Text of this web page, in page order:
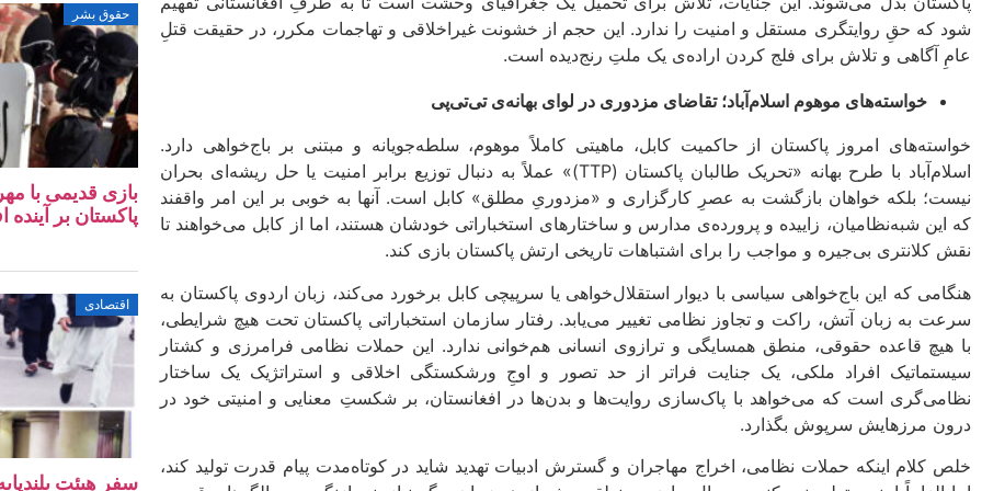
شود که حقِ روایتگری مستقل و امنیت را ندارد. این حجم از خشونت غیراخلاقی و تهاجمات مکرر، در حقیقت قتلِ
عامِ آگاهی و تلاش برای فلج کردن اراده‌ی یک ملتِ رنج‌دیده است.
خواسته‌های موهوم اسلام‌آباد؛ تقاضای مزدوری در لوای بهانه‌ی تی‌تی‌پی
خواسته‌های امروز پاکستان از حاکمیت کابل، ماهیتی کاملاً موهوم، سلطه‌جویانه و مبتنی بر باج‌خواهی دارد.
اسلام‌آباد با طرح بهانه «تحریک طالبان پاکستان (TTP)» عملاً به دنبال توزیع برابر امنیت یا حل ریشه‌ای بحران
نیست؛ بلکه خواهان بازگشت به عصرِ کارگزاری و «مزدوریِ مطلق» کابل است. آنها به خوبی بر این امر واقفند
که این شبه‌نظامیان، زاییده و پرورده‌ی مدارس و ساختارهای استخباراتی خودشان هستند، اما از کابل می‌خواهند تا
نقش کلانتری بی‌جیره و مواجب را برای اشتباهات تاریخی ارتش پاکستان بازی کند.
هنگامی که این باج‌خواهی سیاسی با دیوار استقلال‌خواهی یا سرپیچی کابل برخورد می‌کند، زبان اردوی پاکستان به
سرعت به زبان آتش، راکت و تجاوز نظامی تغییر می‌یابد. رفتار سازمان استخباراتی پاکستان تحت هیچ شرایطی،
با هیچ قاعده حقوقی، منطق همسایگی و ترازوی انسانی هم‌خوانی ندارد. این حملات نظامی فرامرزی و کشتار
سیستماتیک افراد ملکی، یک جنایت فراتر از حد تصور و اوجِ ورشکستگی اخلاقی و استراتژیک یک ساختار
نظامی‌گری است که می‌خواهد با پاک‌سازی روایت‌ها و بدن‌ها در افغانستان، بر شکستِ معنایی و امنیتی خود در
درون مرزهایش سرپوش بگذارد.
خلص کلام اینکه حملات نظامی، اخراج مهاجران و گسترش ادبیات تهدید شاید در کوتاه‌مدت پیام قدرت تولید کند،
حقوق بشر
بازی قدیمی با
پاکستان بر آینده
اقتصادی
سفر هیئت